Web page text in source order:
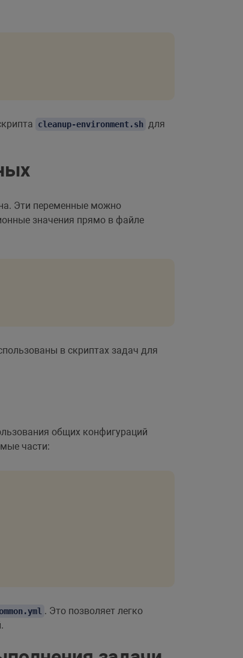
cleanup-environment.sh для
Эти переменные можно
значения прямо в файле
в скриптах задач для
общих конфигураций
части:
. Это позволяет легко